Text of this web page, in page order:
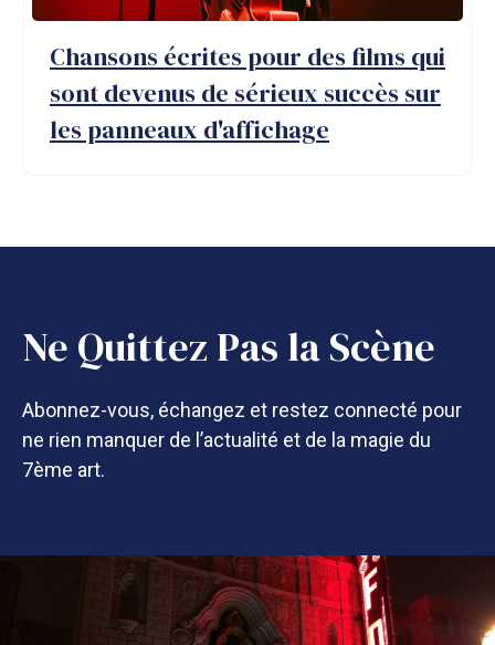
Chansons écrites pour des films qui
sont devenus de sérieux succès sur
les panneaux d'affichage
Ne Quittez Pas la Scène
Abonnez-vous, échangez et restez connecté pour
ne rien manquer de l’actualité et de la magie du
7ème art.